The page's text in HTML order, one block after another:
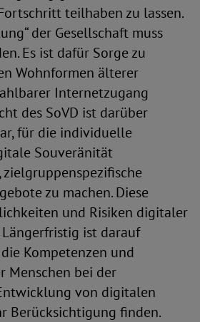
teilhaben zu lassen.
der Gesellschaft muss
Es ist dafür Sorge zu
Wohnformen älterer
Internetzugang
des SoVD ist darüber
für die individuelle
Souveränität
zu machen. Diese
und Risiken digitaler
ist darauf
Kompetenzen und
Menschen bei der
von digitalen
Berücksichtigung finden.